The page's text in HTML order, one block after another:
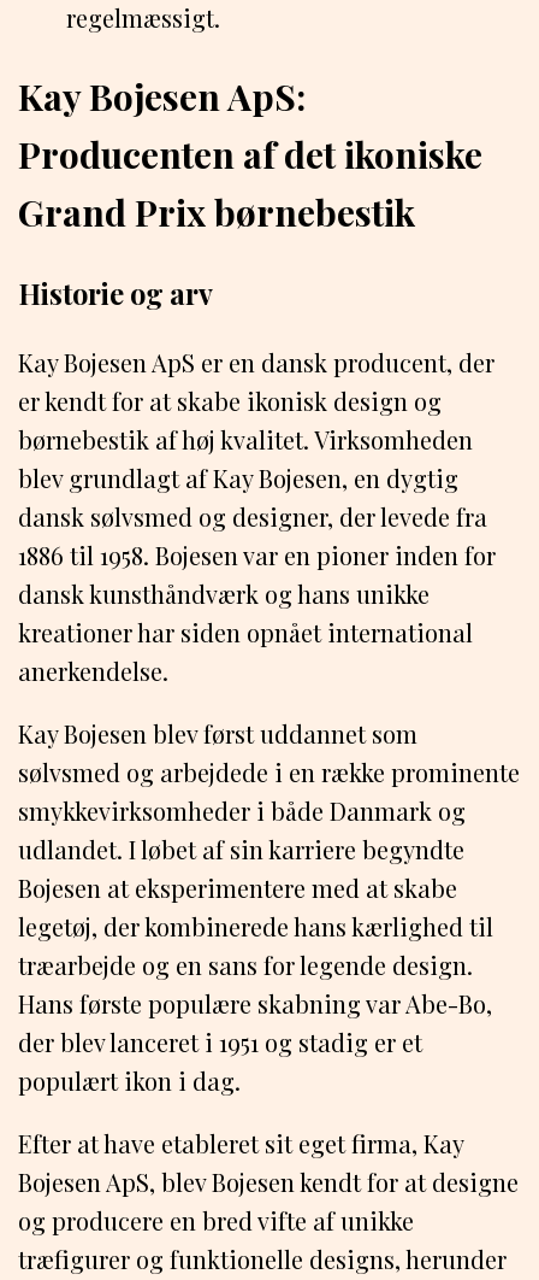
regelmæssigt.
Kay Bojesen ApS:
Producenten af det ikoniske
Grand Prix børnebestik
Historie og arv
Kay Bojesen ApS er en dansk producent, der
er kendt for at skabe ikonisk design og
børnebestik af høj kvalitet. Virksomheden
blev grundlagt af Kay Bojesen, en dygtig
dansk sølvsmed og designer, der levede fra
1886 til 1958. Bojesen var en pioner inden for
dansk kunsthåndværk og hans unikke
kreationer har siden opnået international
anerkendelse.
Kay Bojesen blev først uddannet som
sølvsmed og arbejdede i en række prominente
smykkevirksomheder i både Danmark og
udlandet. I løbet af sin karriere begyndte
Bojesen at eksperimentere med at skabe
legetøj, der kombinerede hans kærlighed til
træarbejde og en sans for legende design.
Hans første populære skabning var Abe-Bo,
der blev lanceret i 1951 og stadig er et
populært ikon i dag.
Efter at have etableret sit eget firma, Kay
Bojesen ApS, blev Bojesen kendt for at designe
og producere en bred vifte af unikke
træfigurer og funktionelle designs, herunder